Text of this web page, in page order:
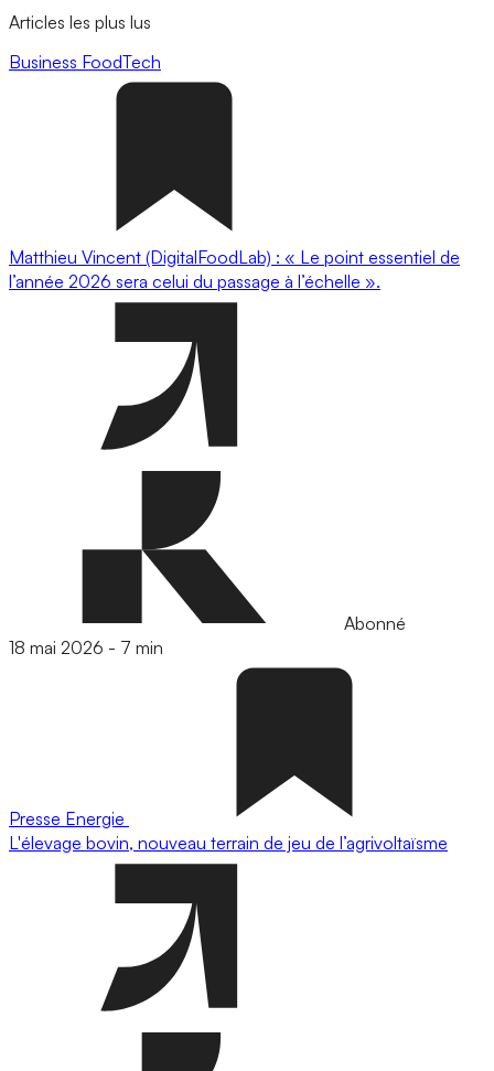
Articles les plus lus
Business FoodTech
Matthieu Vincent (DigitalFoodLab) : « Le point essentiel de
l’année 2026 sera celui du passage à l’échelle ».
Abonné
18 mai 2026 - 7 min
Presse Energie
L'élevage bovin, nouveau terrain de jeu de l’agrivoltaïsme